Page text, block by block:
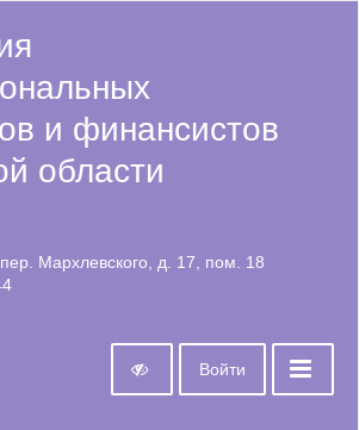
и финансистов
области
Мархлевского, д. 17, пом. 18
Войти